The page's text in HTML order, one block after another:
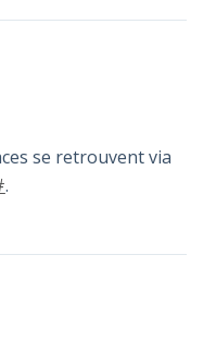
se retrouvent via
.